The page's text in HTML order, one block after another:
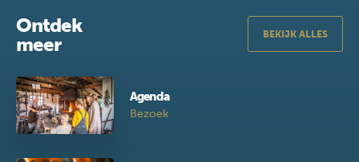
Ontdek
meer
BEKIJK ALLES
Agenda
Bezoek